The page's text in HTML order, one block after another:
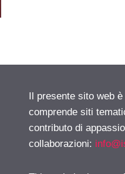
Il presente sito web
comprende siti
contributo di
collaborazioni: